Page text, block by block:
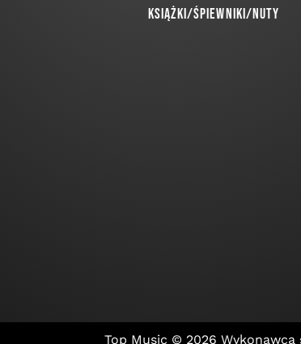
Książki/Śpiewniki/Nuty
Top Music © 2026